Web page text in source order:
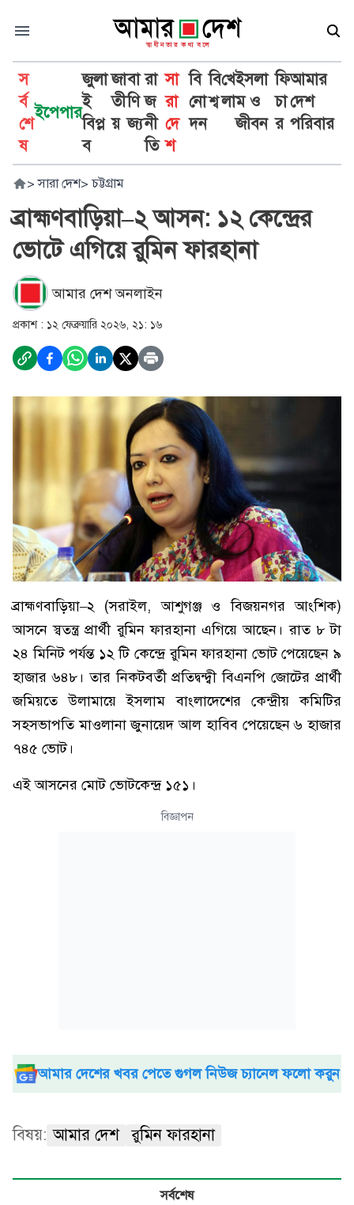
স
র্ব
শে
ষ
ইপেপার
জুলা
ই
বিপ্ল
ব
জা
তী
য়
বা
ণি
জ্য
রা
জ
নী
তি
সা
রা
দে
শ
বি
নো
দন
বি
শ্ব
খে
লা
ইসলা
ম ও
জীবন
ফি
চা
র
আমার
দেশ
পরিবার
> সারা দেশ> চট্টগ্রাম
ব্রাহ্মণবাড়িয়া–২ আসন: ১২ কেন্দ্রের
ভোটে এগিয়ে রুমিন ফারহানা
আমার দেশ অনলাইন
প্রকাশ : ১২ ফেব্রুয়ারি ২০২৬, ২১: ১৬
ব্রাহ্মণবাড়িয়া–২ (সরাইল, আশুগঞ্জ ও বিজয়নগর আংশিক)
আসনে স্বতন্ত্র প্রার্থী রুমিন ফারহানা এগিয়ে আছেন। রাত ৮ টা
২৪ মিনিট পর্যন্ত ১২ টি কেন্দ্রে রুমিন ফারহানা ভোট পেয়েছেন ৯
হাজার ৬৪৮। তার নিকটবর্তী প্রতিদ্বন্দ্বী বিএনপি জোটের প্রার্থী
জমিয়তে উলামায়ে ইসলাম বাংলাদেশের কেন্দ্রীয় কমিটির
সহসভাপতি মাওলানা জুনায়েদ আল হাবিব পেয়েছেন ৬ হাজার
৭৪৫ ভোট।
এই আসনের মোট ভোটকেন্দ্র ১৫১।
বিজ্ঞাপন
আমার দেশের খবর পেতে গুগল নিউজ চ্যানেল ফলো করুন
বিষয়: আমার দেশ রুমিন ফারহানা
সর্বশেষ